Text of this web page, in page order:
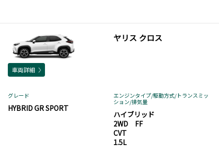
ヤリス クロス
車両詳細
グレード
HYBRID GR SPORT
エンジンタイプ/駆動方式/トランスミッ
ション/排気量
ハイブリッド
2WD FF
CVT
1.5L